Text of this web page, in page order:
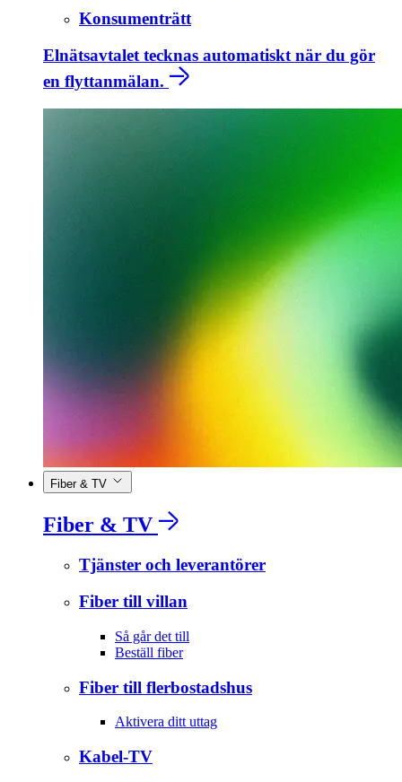
Konsumenträtt
Elnätsavtalet tecknas automatiskt när du gör
en flyttanmälan.
Fiber & TV
Fiber & TV
Tjänster och leverantörer
Fiber till villan
Så går det till
Beställ fiber
Fiber till flerbostadshus
Aktivera ditt uttag
Kabel-TV